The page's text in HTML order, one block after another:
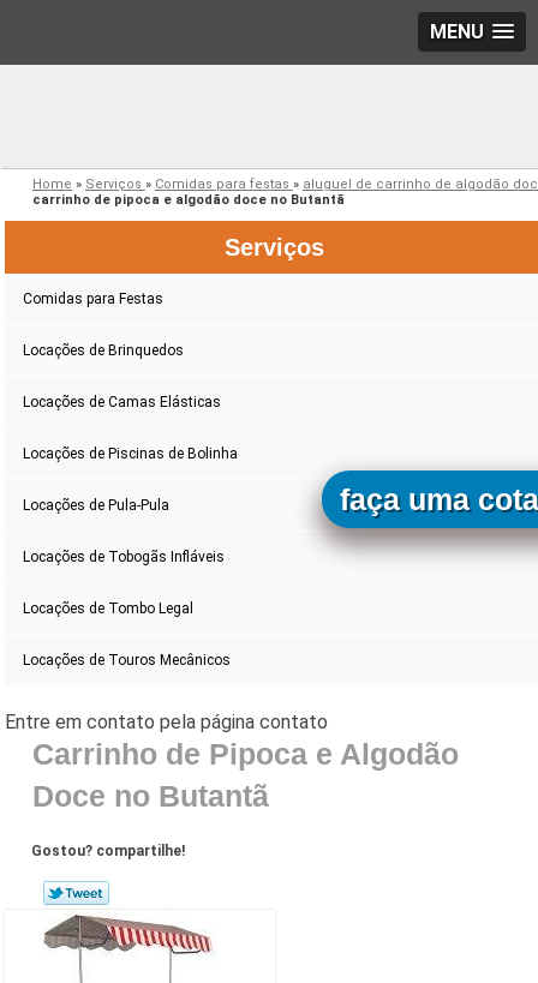
MENU
Home » Serviços » Comidas para festas » aluguel de carrinho de algodão
carrinho de pipoca e algodão doce no Butantã
Serviços
Comidas para Festas
Locações de Brinquedos
Locações de Camas Elásticas
Locações de Piscinas de Bolinha
Locações de Pula-Pula
Locações de Tobogãs Infláveis
Locações de Tombo Legal
Locações de Touros Mecânicos
Carrinho de Pipoca e Algodão
Doce no Butantã
Gostou? compartilhe!
faça uma